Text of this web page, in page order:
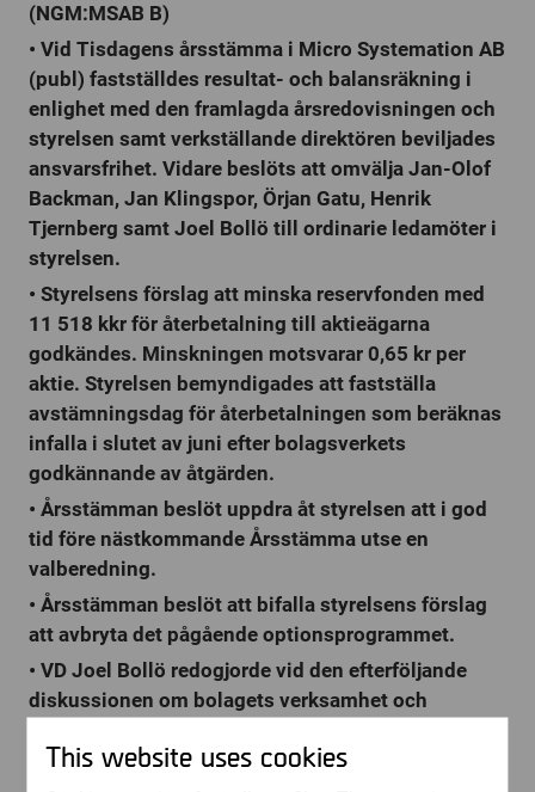
(NGM:MSAB B)
• Vid Tisdagens årsstämma i Micro Systemation AB
(publ) fastställdes resultat- och balansräkning i
enlighet med den framlagda årsredovisningen och
styrelsen samt verkställande direktören beviljades
ansvarsfrihet. Vidare beslöts att omvälja Jan-Olof
Backman, Jan Klingspor, Örjan Gatu, Henrik
Tjernberg samt Joel Bollö till ordinarie ledamöter i
styrelsen.
• Styrelsens förslag att minska reservfonden med
11 518 kkr för återbetalning till aktieägarna
godkändes. Minskningen motsvarar 0,65 kr per
aktie. Styrelsen bemyndigades att fastställa
avstämningsdag för återbetalningen som beräknas
infalla i slutet av juni efter bolagsverkets
godkännande av åtgärden.
• Årsstämman beslöt uppdra åt styrelsen att i god
tid före nästkommande Årsstämma utse en
valberedning.
• Årsstämman beslöt att bifalla styrelsens förslag
att avbryta det pågående optionsprogrammet.
• VD Joel Bollö redogjorde vid den efterföljande
diskussionen om bolagets verksamhet och
SIM id Cloner, .XRY och XACT
This website uses cookies